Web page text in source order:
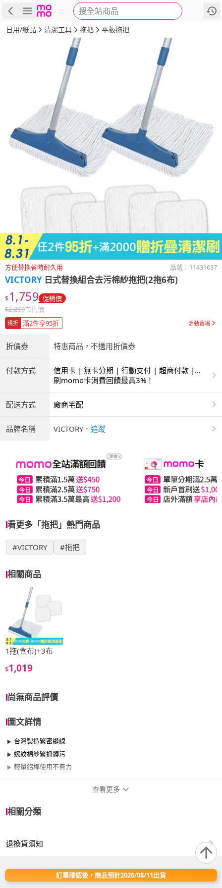
搜全站商品
商品 評價 詳情
日用/紙品 清潔工具 拖把 平板拖把
方便替換省時耐久用 品號： 11431637
VICTORY 日式替換組合去污棉紗拖把(2拖6布)
$1,759 促銷價
$2,269市售價
現折 滿2件享95折 活動賣場
折價券 特惠商品，不適用折價券
付款方式
信用卡 | 無卡分期 | 行動支付 | 超商付款 |
ATM | 銀聯卡
刷momo卡消費回饋最高3%！
配送方式 廠商宅配
品牌名稱 VICTORY ． 追蹤
看更多「拖把」熱門商品
#VICTORY #拖把
相關商品
1拖(含布)+3布
$1,019
尚無商品評價
圖文詳情
台灣製造緊密縫線
螺紋棉紗緊抓髒污
輕量鋁桿使用不費力
適用於
臥室、客廳、浴室、廚房、陽台、餐廳、室
查看更多
相關分類
退換貨須知
訂單確認後，商品預計2026/08/11出貨